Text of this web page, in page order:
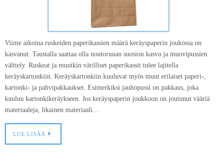
Viime aikoina ruskeiden paperikassien määrä keräyspaperin joukossa on
kasvanut. Taustalla saattaa olla noutoruuan suosion kasvu ja muovipussien
välttely. Ruskeat ja muutkin värilliset paperikassit tulee lajitella
keräyskartonkiin. Keräyskartonkiin kuuluvat myös muut erilaiset paperi-,
kartonki- ja pahvipakkaukset. Esimerkiksi jauhopussi on pakkaus, joka
kuuluu kartonkikeräykseen. Jos keräyspaperin joukkoon on joutunut vääriä
materiaaleja, likainen materiaali…
LUE LISÄÄ